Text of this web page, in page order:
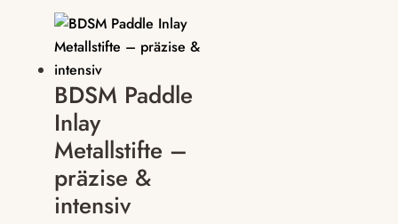
BDSM Paddle
Inlay
Metallstifte –
präzise &
intensiv